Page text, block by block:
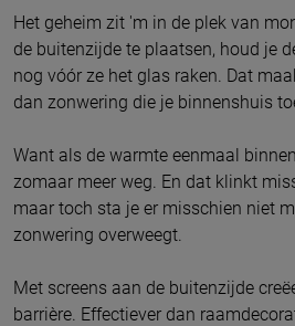
Het geheim zit 'm in de plek van
de buitenzijde te plaatsen, houd je
nog vóór ze het glas raken. Dat
dan zonwering die je binnenshuis
Want als de warmte eenmaal
zomaar meer weg. En dat klinkt
maar toch sta je er misschien niet
zonwering overweegt.
Met screens aan de buitenzijde
barrière. Effectiever dan